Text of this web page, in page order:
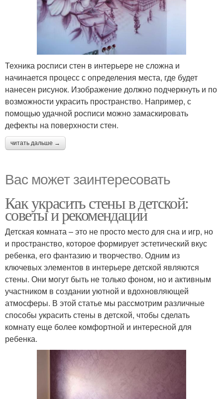
Техника росписи стен в интерьере не сложна и
начинается процесс с определения места, где будет
нанесен рисунок. Изображение должно подчеркнуть и по
возможности украсить пространство. Например, с
помощью удачной росписи можно замаскировать
дефекты на поверхности стен.
читать дальше →
Вас может заинтересовать
Как украсить стены в детской:
советы и рекомендации
Детская комната – это не просто место для сна и игр, но
и пространство, которое формирует эстетический вкус
ребенка, его фантазию и творчество. Одним из
ключевых элементов в интерьере детской являются
стены. Они могут быть не только фоном, но и активным
участником в создании уютной и вдохновляющей
атмосферы. В этой статье мы рассмотрим различные
способы украсить стены в детской, чтобы сделать
комнату еще более комфортной и интересной для
ребенка.